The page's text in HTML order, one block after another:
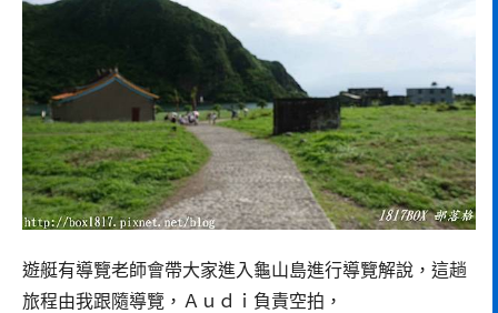
遊艇有導覽老師會帶大家進入龜山島進行導覽解說，這趟
旅程由我跟隨導覽，Ａｕｄｉ負責空拍，